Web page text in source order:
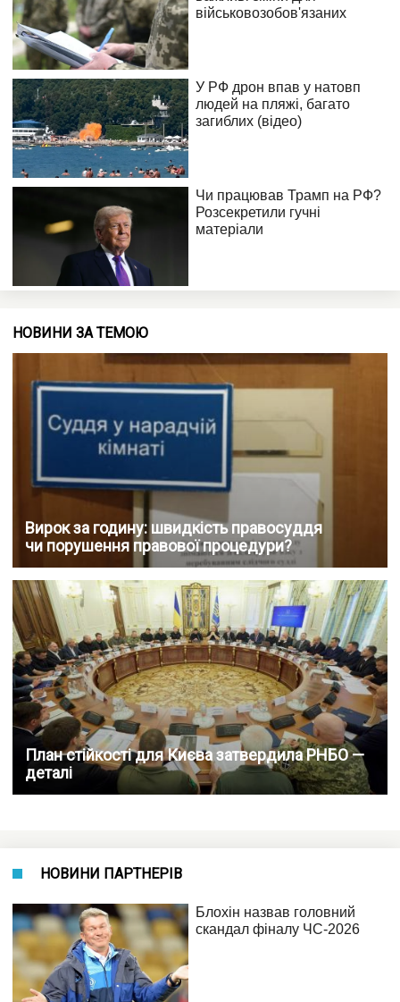
НОВИНИ ЗА ТЕМОЮ
Вирок за годину: швидкість правосуддя
чи порушення правової процедури?
План стійкості для Києва затвердила РНБО —
деталі
НОВИНИ ПАРТНЕРІВ